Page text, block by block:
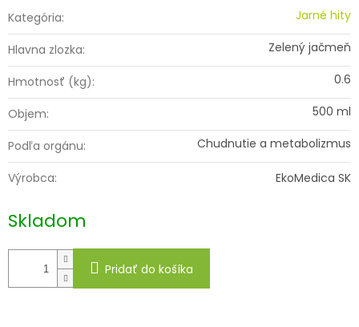
Skladom
Pridať do košíka
Kategória: Jarné hity
Hlavna zlozka: Zelený jačmeň
Hmotnosť (kg): 0.6
Objem: 500 ml
Podľa orgánu: Chudnutie a metabolizmus
Výrobca: EkoMedica SK